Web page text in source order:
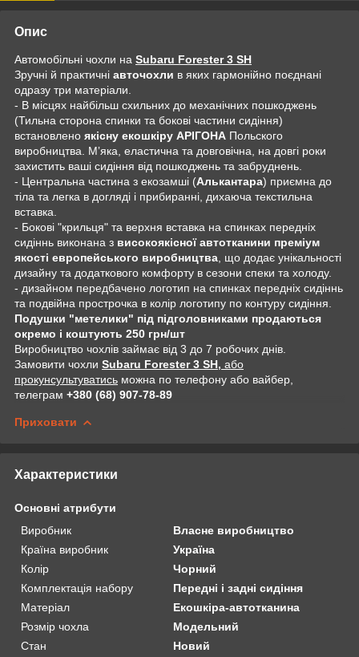
Опис
Автомобільні чохли на Subaru Forester 3 SH
Зручні й практичні авточохли в яких гармонійно поєднані
одразу три матеріали.
- В місцях найбільш схильних до механічних пошкоджень
(Тильна сторона спинки та бокові частини сидіння)
встановлено якісну екошкіру АРІГОНА Польского
виробництва. Мʼяка, еластична та довговічна, на довгі роки
захистить ваші сидіння від пошкоджень та забруднень.
- Центральна частина з екозамші (Алькантара) приємна до
тіла та легка в догляді і прибиранні, дихаюча текстильна
вставка.
- Бокові "крильця" та верхня вставка на спинках передніх
сидіннь виконана з високоякісної автотканини преміум
якості европейського виробництва , що додає унікальності
дизайну та додаткового комфорту в сезони спеки та холоду.
- дизайном передбачено логотип на спинках передніх сидіннь
та подвійна прострочка в колір логотипу по контуру сидіння.
Подушки "метелики" під підголовниками продаються
окремо і коштують 250 грн/шт
Виробництво чохлів займає від 3 до 7 робочих днів.
Замовити чохли Subaru Forester 3 SH, або
прокунсультуватись можна по телефону або вайбер,
телеграм +380 (68) 907-78-89
Приховати
Характеристики
Основні атрибути
Виробник
Власне виробництво
Країна виробник
Україна
Колір
Чорний
Комплектація набору
Передні і задні сидіння
Матеріал
Екошкіра-автотканина
Розмір чохла
Модельний
Стан
Новий